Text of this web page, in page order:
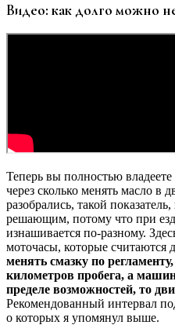
Видео: как долго можно
Теперь вы полностью
через сколько менять масло в
разобрались, такой
решающим, потому что при
изнашивается по-разному.
моточасы, которые считаются
менять смазку по
километров пробега, а
пределе возможностей, то
Рекомендованный интервал
о которых я упомянул выше.